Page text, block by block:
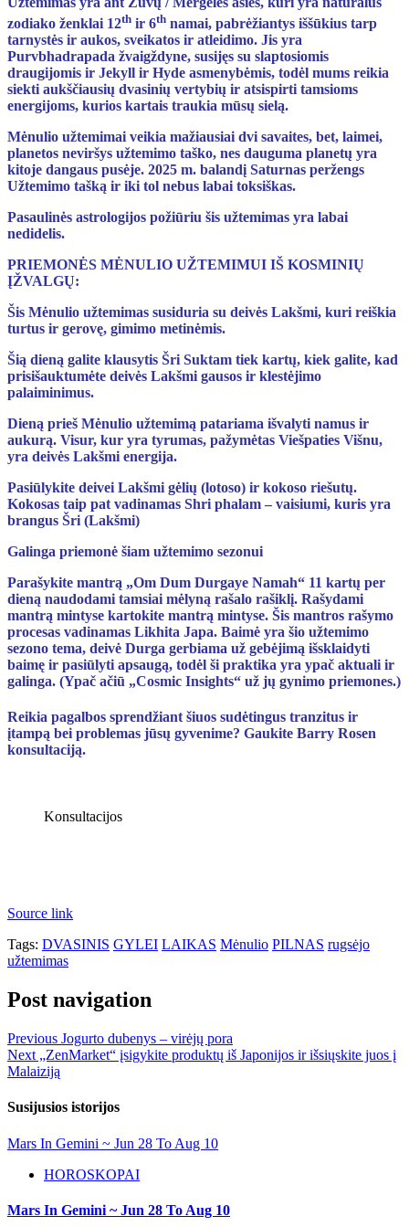
zodiako ženklai 12th ir 6th namai, pabrėžiantys iššūkius tarp
tarnystės ir aukos, sveikatos ir atleidimo. Jis yra
Purvbhadrapada žvaigždyne, susijęs su slaptosiomis
draugijomis ir Jekyll ir Hyde asmenybėmis, todėl mums reikia
siekti aukščiausių dvasinių vertybių ir atsispirti tamsioms
energijoms, kurios kartais traukia mūsų sielą.
Mėnulio užtemimai veikia mažiausiai dvi savaites, bet, laimei,
planetos neviršys užtemimo taško, nes dauguma planetų yra
kitoje dangaus pusėje. 2025 m. balandį Saturnas peržengs
Užtemimo tašką ir iki tol nebus labai toksiškas.
Pasaulinės astrologijos požiūriu šis užtemimas yra labai
nedidelis.
PRIEMONĖS MĖNULIO UŽTEMIMUI IŠ KOSMINIŲ
ĮŽVALGŲ:
Šis Mėnulio užtemimas susiduria su deivės Lakšmi, kuri reiškia
turtus ir gerovę, gimimo metinėmis.
Šią dieną galite klausytis Šri Suktam tiek kartų, kiek galite, kad
prisišauktumėte deivės Lakšmi gausos ir klestėjimo
palaiminimus.
Dieną prieš Mėnulio užtemimą patariama išvalyti namus ir
aukurą. Visur, kur yra tyrumas, pažymėtas Viešpaties Višnu,
yra deivės Lakšmi energija.
Pasiūlykite deivei Lakšmi gėlių (lotoso) ir kokoso riešutų.
Kokosas taip pat vadinamas Shri phalam – vaisiumi, kuris yra
brangus Šri (Lakšmi)
Galinga priemonė šiam užtemimo sezonui
Parašykite mantrą „Om Dum Durgaye Namah“ 11 kartų per
dieną naudodami tamsiai mėlyną rašalo rašiklį. Rašydami
mantrą mintyse kartokite mantrą mintyse. Šis mantros rašymo
procesas vadinamas Likhita Japa. Baimė yra šio užtemimo
sezono tema, deivė Durga gerbiama už gebėjimą išsklaidyti
baimę ir pasiūlyti apsaugą, todėl ši praktika yra ypač aktuali ir
galinga. (Ypač ačiū „Cosmic Insights“ už jų gynimo priemones.)
Reikia pagalbos sprendžiant šiuos sudėtingus tranzitus ir
įtampą bei problemas jūsų gyvenime? Gaukite Barry Rosen
konsultaciją.
Konsultacijos
Source link
Tags: DVASINIS GYLEI LAIKAS Mėnulio PILNAS rugsėjo
užtemimas
Post navigation
Previous Jogurto dubenys – virėjų pora
Next „ZenMarket“ įsigykite produktų iš Japonijos ir išsiųskite juos į
Malaiziją
Susijusios istorijos
Mars In Gemini ~ Jun 28 To Aug 10
HOROSKOPAI
Mars In Gemini ~ Jun 28 To Aug 10